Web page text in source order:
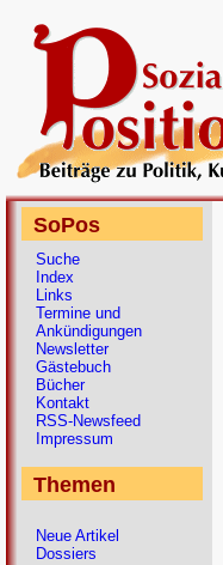
SoPos
Suche
Index
Links
Termine und
Ankündigungen
Newsletter
Gästebuch
Bücher
Kontakt
RSS-Newsfeed
Impressum
Themen
Neue Artikel
Dossiers